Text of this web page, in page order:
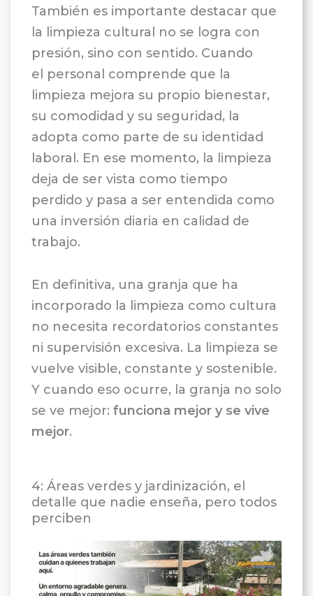
También es importante destacar que
la limpieza cultural no se logra con
presión, sino con sentido. Cuando
el personal comprende que la
limpieza mejora su propio bienestar,
su comodidad y su seguridad, la
adopta como parte de su identidad
laboral. En ese momento, la limpieza
deja de ser vista como tiempo
perdido y pasa a ser entendida como
una inversión diaria en calidad de
trabajo.
En definitiva, una granja que ha
incorporado la limpieza como cultura
no necesita recordatorios constantes
ni supervisión excesiva. La limpieza se
vuelve visible, constante y sostenible.
Y cuando eso ocurre, la granja no solo
se ve mejor: funciona mejor y se vive
mejor.
4: Áreas verdes y jardinización, el
detalle que nadie enseña, pero todos
perciben